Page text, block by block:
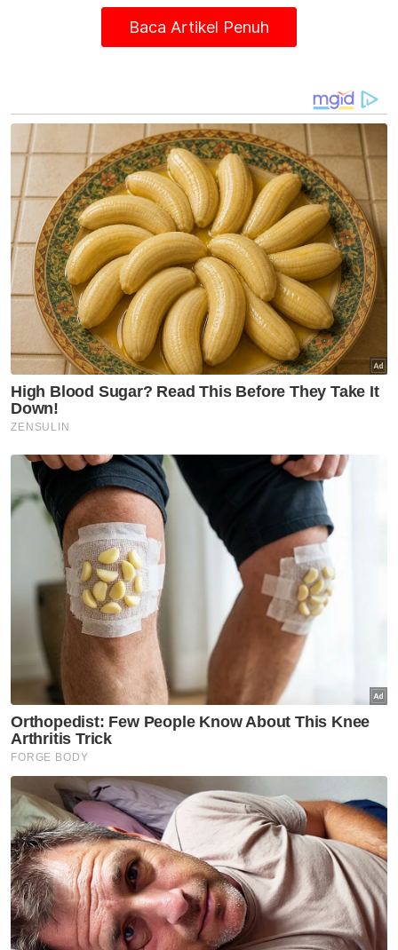
merampas satu peket berisi dadah disyaki
ketamin seberat 0.69g dan sebiji pil ekstasi
"Pemeriksaan air kencing mendapati 11 lelaki
serta tiga perempuan yang ditahan itu positif
dadah dan kes disiasat mengikut Seksyen
39A(1), Seksyen 12(2) dan Seksyen 15(1)(a)
"Semua yang ditahan berusia 16 hingga 31
dan bekerja sebagai penarik kereta, kedai
pakaian, jurujual, kilang dan kontraktor,"
katanya.
Che Zaimani berkata, siasatan awal
mendapati setiap individu yang ingin
menyertai pesta dadah berkenaan dikenakan
bayaran RM50 untuk lelaki dan percuma
untuk perempuan.
Artikel Berkaitan:
Padah suka-suka ubah nombor plat 'fancy', remaja
ditahan polis
Lima lelaki ditahan bersama 890 liter air ketum
SPRM kesan dua individu termasuk menantu
Muhyiddin
"Kesemua mereka sudah berada di hotel
terbabit sejak Khamis lalu dan kita menahan
dua lelaki yang menjadi penganjur parti liar
berkenaan. Mereka dibawa ke Ibu Pejabat
Baca Artikel Penuh